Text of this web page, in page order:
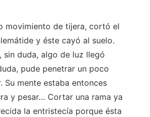
movimiento de tijera, cortó el
y éste cayó al suelo.
sin duda, algo de luz llegó
pude penetrar un poco
Su mente estaba entonces
y pesar… Cortar una rama ya
la entristecía porque ésta